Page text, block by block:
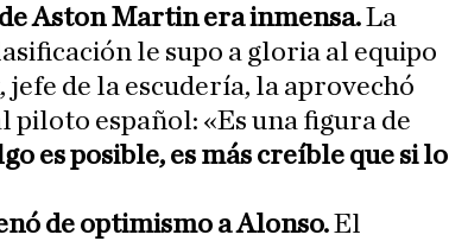
Aston Martin era inmensa.La
le supo a gloria al equipo
de la escudería, la aprovechó
piloto español: «Es una figura de
es posible, es más creíble que si lo
de optimismo a Alonso.El